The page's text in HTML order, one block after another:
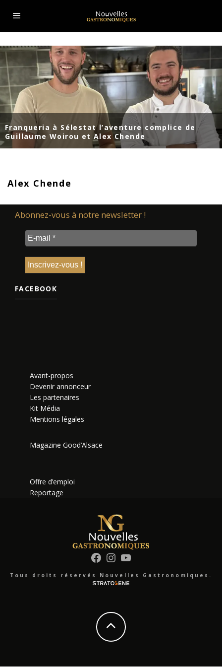
Franqueria à Sélestat l’aventure complice de
Guillaume Woirou et Alex Chende
Alex Chende
Abonnez-vous à notre newsletter !
FACEBOOK
Avant-propos
Devenir annonceur
Les partenaires
Kit Média
Mentions légales
Magazine Good’Alsace
Offre d’emploi
Reportage
Facebook
Instagram
YouTube
Tous droits réservés Nouvelles Gastronomiques.